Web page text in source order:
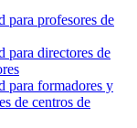
para profesores de
para directores de
para formadores y
de centros de